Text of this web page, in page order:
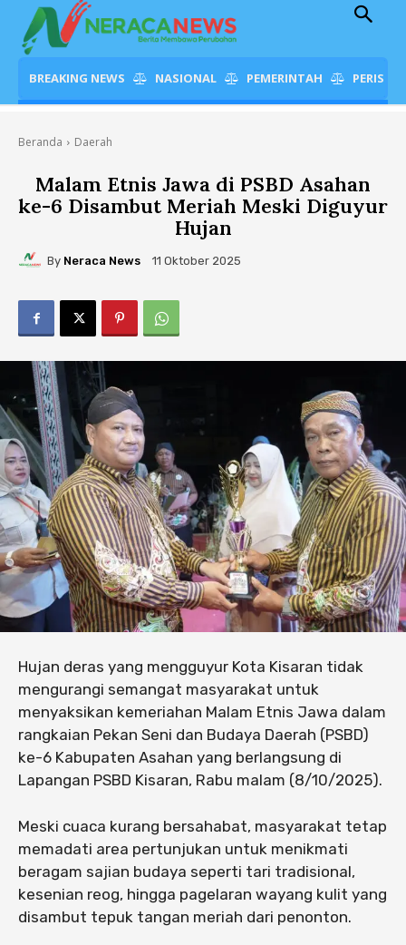
BREAKING NEWS NASIONAL PEMERINTAH
Beranda Daerah
Malam Etnis Jawa di PSBD Asahan
ke-6 Disambut Meriah Meski Diguyur
Hujan
By Neraca News 11 Oktober 2025
Hujan deras yang mengguyur Kota Kisaran tidak
mengurangi semangat masyarakat untuk
menyaksikan kemeriahan Malam Etnis Jawa dalam
rangkaian Pekan Seni dan Budaya Daerah (PSBD)
ke-6 Kabupaten Asahan yang berlangsung di
Lapangan PSBD Kisaran, Rabu malam (8/10/2025).
Meski cuaca kurang bersahabat, masyarakat tetap
memadati area pertunjukan untuk menikmati
beragam sajian budaya seperti tari tradisional,
kesenian reog, hingga pagelaran wayang kulit yang
disambut tepuk tangan meriah dari penonton.